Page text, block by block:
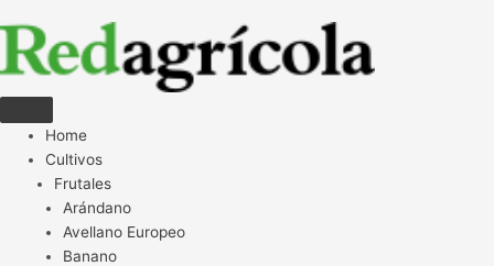
Home
Cultivos
Frutales
Arándano
Avellano Europeo
Banano